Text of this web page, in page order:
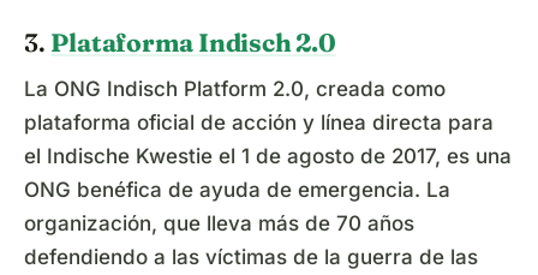
3. Plataforma Indisch 2.0
La ONG Indisch Platform 2.0, creada como
plataforma oficial de acción y línea directa para
el Indische Kwestie el 1 de agosto de 2017, es una
ONG benéfica de ayuda de emergencia. La
organización, que lleva más de 70 años
defendiendo a las víctimas de la guerra de las